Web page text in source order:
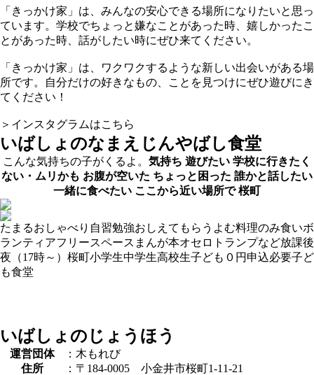
「きっかけ家」は、みんなの安心できる場所になりたいと思っ
ています。学校でちょっと嫌なことがあった時、嬉しかったこ
とがあった時、話がしたい時にぜひ来てください。
「きっかけ家」は、ワクワクするような新しい出会いがある場
所です。自分だけの好きなもの、ことを見つけにぜひ遊びにき
てください！
＞インスタグラムはこちら
いばしょのなまえ じんやばし食堂
こんな気持ちの子がくるよ。 気持ち 遊びたい 学校に行きたく
ない・ムリかも お腹が空いた ちょっと困った 誰かと話したい
一緒に食べたい ここから近い場所で 桜町
たまるおしゃべり 自習勉強おしえてもらう よむ料理のみ食いボ
ランティアフリースペース まんが本オセロ トランプなど放課後
夜（17時～） 桜町小学生中学生高校生子ども０円 申込必要子ど
も食堂
いばしょのじょうほう
運営団体
：木もれび
住所
：〒184-0005 小金井市桜町1-11-21